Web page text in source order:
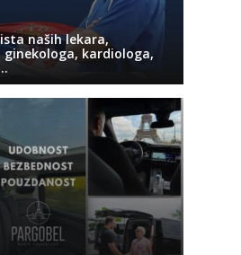
naših lekara,
kardiologa,